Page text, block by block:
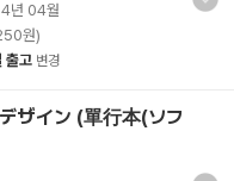
년 04월
원)
출고 변경
ザイン (單行本(ソフ